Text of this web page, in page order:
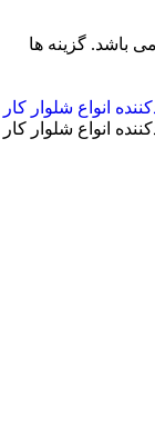
باشد. گزینه ها